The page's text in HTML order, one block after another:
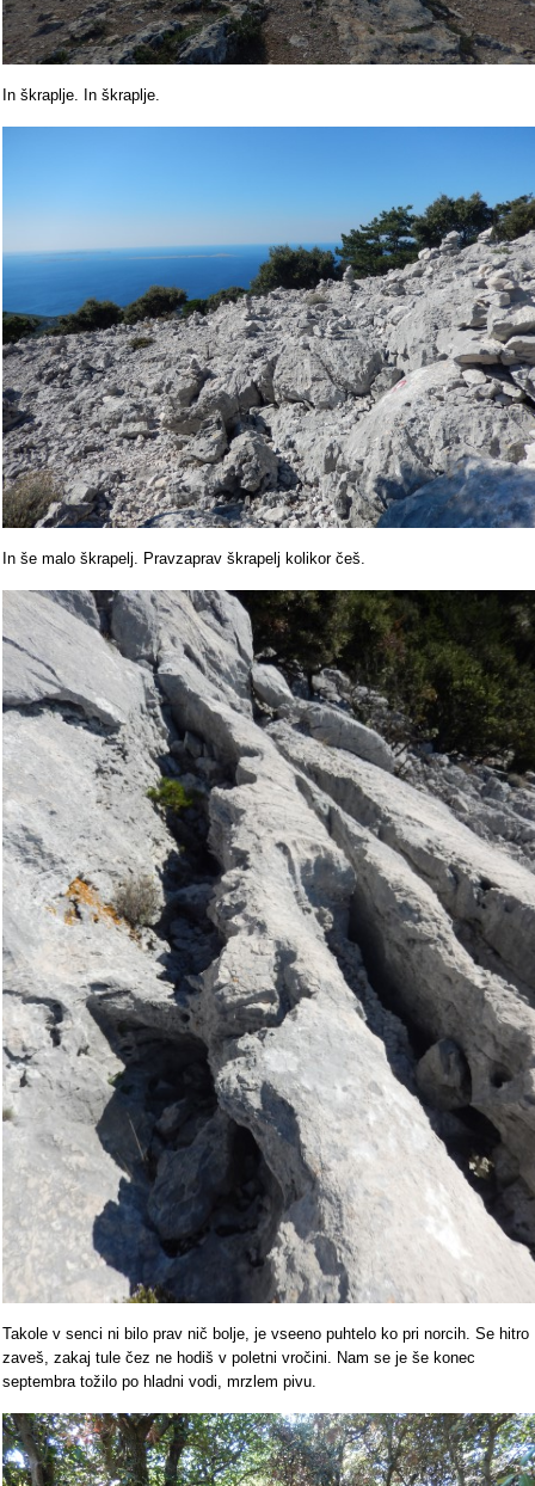
In škraplje. In škraplje.
In še malo škrapelj. Pravzaprav škrapelj kolikor češ.
Takole v senci ni bilo prav nič bolje, je vseeno puhtelo ko pri norcih. Se hitro
zaveš, zakaj tule čez ne hodiš v poletni vročini. Nam se je še konec
septembra tožilo po hladni vodi, mrzlem pivu.